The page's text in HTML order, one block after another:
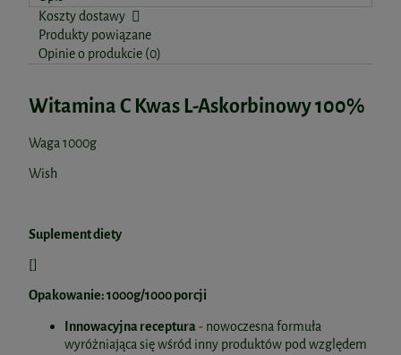
Koszty dostawy
Produkty powiązane
Opinie o produkcie (0)
Witamina C Kwas L-Askorbinowy 100%
Waga 1000g
Wish
Suplement diety
[]
Opakowanie: 1000g/1000 porcji
Innowacyjna receptura - nowoczesna formuła
wyróżniająca się wśród inny produktów pod względem